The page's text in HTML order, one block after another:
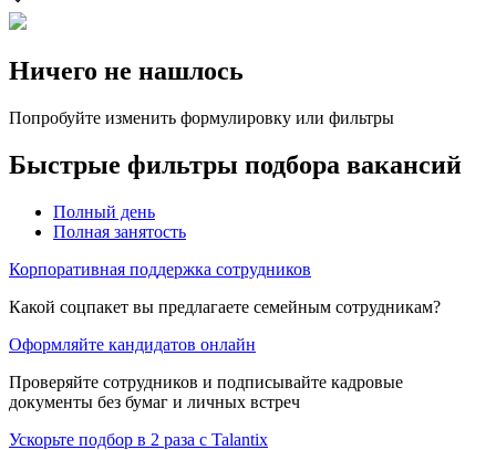
Ничего не нашлось
Попробуйте изменить формулировку или фильтры
Быстрые фильтры подбора вакансий
Полный день
Полная занятость
Корпоративная поддержка сотрудников
Какой соцпакет вы предлагаете семейным сотрудникам?
Оформляйте кандидатов онлайн
Проверяйте сотрудников и подписывайте кадровые
документы без бумаг и личных встреч
Ускорьте подбор в 2 раза с Talantix